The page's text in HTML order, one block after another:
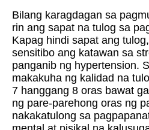
Bilang karagdagan sa
rin ang sapat na tulog sa
Kapag hindi sapat ang
sensitibo ang katawan sa
panganib ng hypertension.
makakuha ng kalidad na
7 hanggang 8 oras bawat
ng pare-parehong oras ng
nakakatulong sa